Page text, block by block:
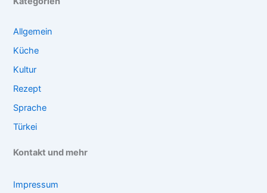
Allgemein
Küche
Kultur
Rezept
Sprache
Türkei
Kontakt und mehr
Impressum